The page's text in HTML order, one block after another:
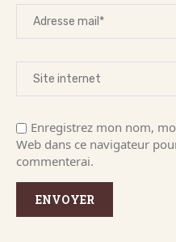
Enregistrez mon nom,
Web dans ce navigateur
commenterai.